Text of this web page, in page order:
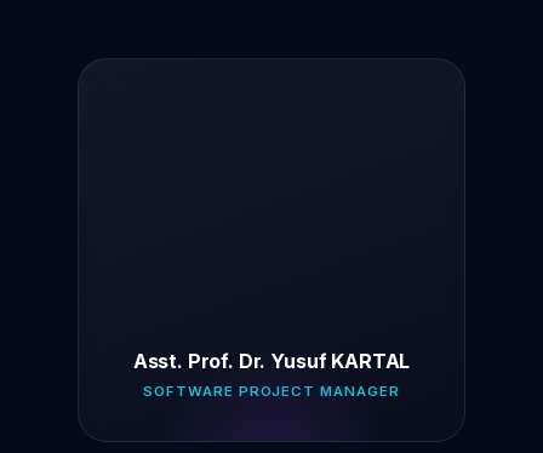
Asst. Prof. Dr. Yusuf KARTAL
SOFTWARE PROJECT MANAGER